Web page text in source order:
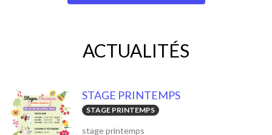
ACTUALITÉS
STAGE PRINTEMPS
STAGE PRINTEMPS
stage printemps